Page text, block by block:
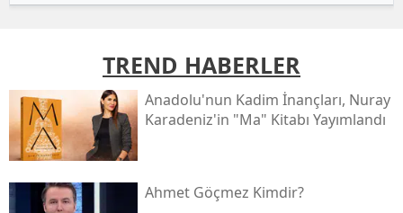
TREND HABERLER
Anadolu'nun Kadim İnançları, Nuray
Karadeniz'in "ma" Kitabı Yayımlandı
Ahmet Göçmez Kimdir?